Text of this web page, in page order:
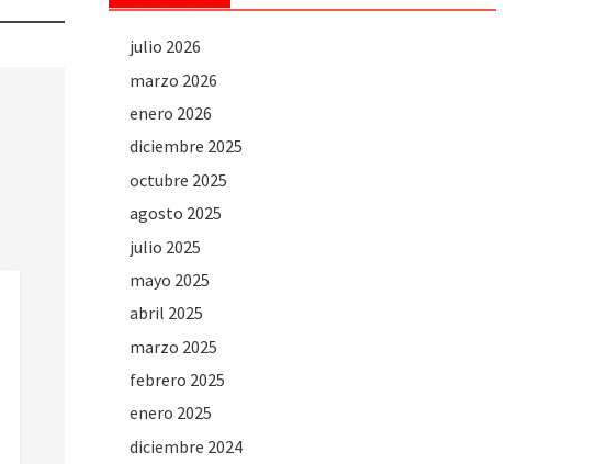
julio 2026
marzo 2026
enero 2026
diciembre 2025
octubre 2025
agosto 2025
julio 2025
mayo 2025
abril 2025
marzo 2025
febrero 2025
enero 2025
diciembre 2024